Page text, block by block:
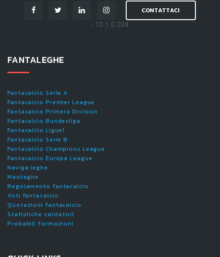
CONTATTACI
- 10.1.0.204
FANTALEGHE
Fantacalcio Serie A
Fantacalcio Premier League
Fantacalcio Primera Division
Fantacalcio Bundesliga
Fantacalcio Ligue1
Fantacalcio Serie B
Fantacalcio Champions League
Fantacalcio Europa League
Naviga leghe
Maxileghe
Regolamento fantacalcio
Voti fantacalcio
Quotazioni fantacalcio
Statistiche calciatori
Probabili formazioni